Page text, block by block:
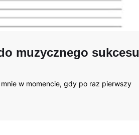
muzycznego sukcesu
w momencie, gdy po raz pierwszy